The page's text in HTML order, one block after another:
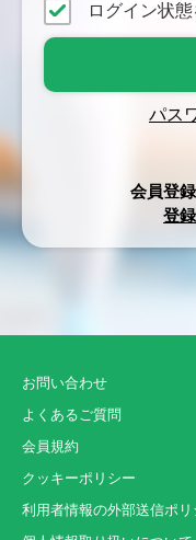
ログイン状
パス
会員登
登
お問い合わせ
よくあるご質問
会員規約
クッキーポリシー
利用者情報の外部送信ポリ